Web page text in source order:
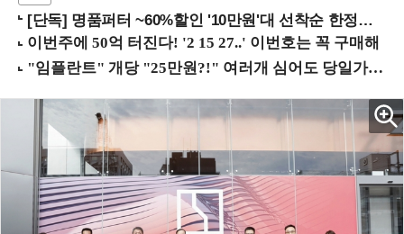
[단독] 명품퍼터 ~60%할인 '10만원'대 선착순 한정판매!